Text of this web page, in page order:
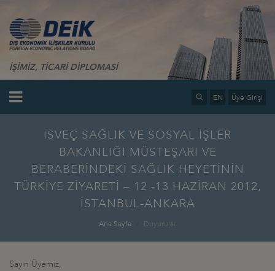
İŞİMİZ, TİCARİ DİPLOMASİ
EN Üye Girişi
İSVEÇ SAĞLIK VE SOSYAL İŞLER
BAKANLIĞI MÜSTEŞARI VE
BERABERİNDEKİ SAĞLIK HEYETİNİN
TÜRKİYE ZİYARETİ – 12 -13 HAZİRAN 2012,
İSTANBUL-ANKARA
Ana Sayfa Duyurular
Sayın Üyemiz,